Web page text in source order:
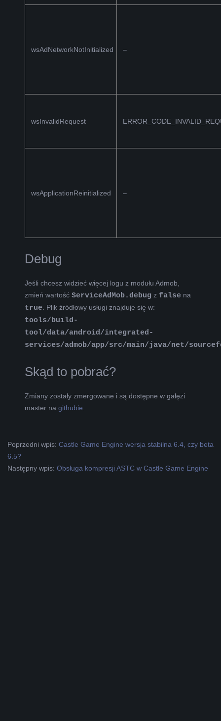
wsAdNetworkNotInitialized –
wsInvalidRequest
wsApplicationReinitialized –
Debug
Jeśli chcesz widzieć więcej logu z modułu Admob,
zmień wartość ServiceAdMob.debug z false na
true . Plik źródłowy usługi znajduje się w:
tools/build-
tool/data/android/integrated-
services/admob/app/src/main/java/net/
Skąd to pobrać?
Zmiany zostały zmergowane i są dostępne w gałęzi
master na githubie
2019-
07-
25
Poprzedni wpis: Castle Game Engine wersja stabilna 6.4, czy beta
6.5?
Następny wpis: Obsługa kompresji ASTC w Castle Game Engine